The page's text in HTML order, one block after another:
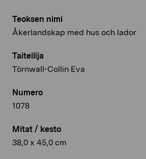
Teoksen nimi
Åkerlandskap med hus och lador
Taiteilija
Törnwall-Collin Eva
Numero
1078
Mitat / kesto
38,0 x 45,0 cm